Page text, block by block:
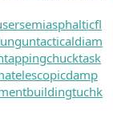
semiasphalticfl
tacticaldiam
tappingchucktask
telescopicdamp
tuchk